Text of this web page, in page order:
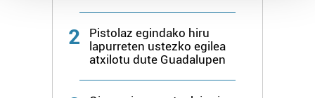
Guk eta gure bazkideek zure datu pertsonalak
prozesatzen ditugu, zure IP zenbakia, besteak beste,
teknologia erabiliz, cookieak adibidez, iragarki eta eduki
pertsonalizatuak eskaintzeko, iragarkiak eta edukia
neurtzeko, jendeari buruzko informazioa biltzeko eta
2
Pistolaz egindako hiru
lapurreten ustezko egilea
atxilotu dute Guadalupen